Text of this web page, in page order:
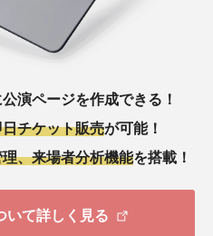
演ページを作成できる！
チケット販売が可能！
、来場者分析機能を搭載！
いて詳しく見る